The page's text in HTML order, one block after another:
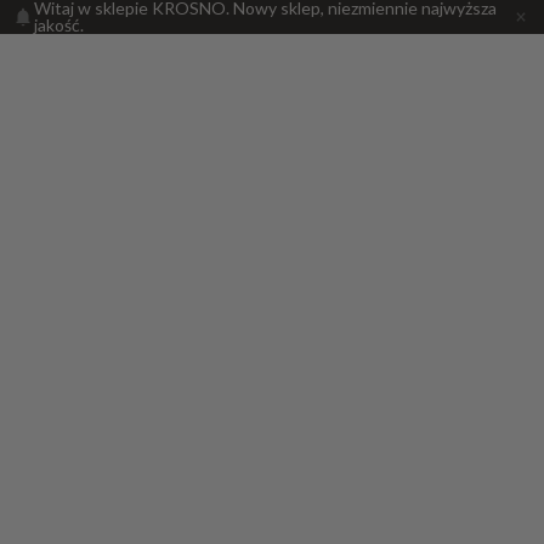
Witaj w sklepie KROSNO. Nowy sklep, niezmiennie najwyższa
jakość.